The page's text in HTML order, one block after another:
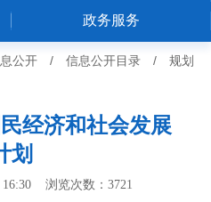
政务服务
公开 / 信息公开目录 /
规划
经济和社会发展
划
16:30 浏览次数：3721